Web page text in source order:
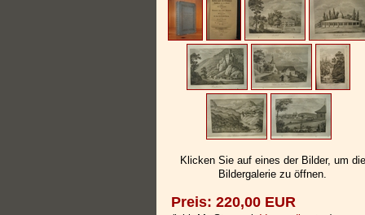
Klicken Sie auf eines der Bilder, um die
Bildergalerie zu öffnen.
Preis: 220,00 EUR